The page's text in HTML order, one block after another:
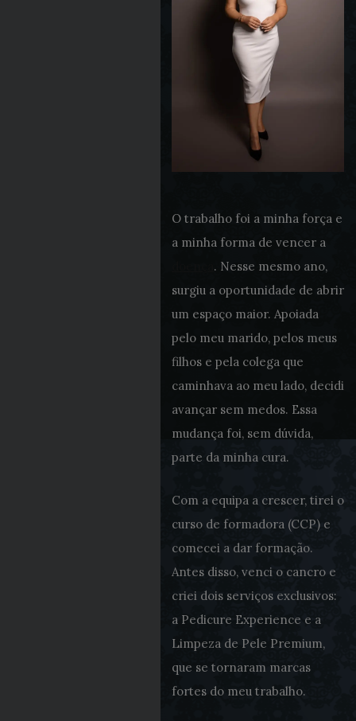
O trabalho foi a minha força e
a minha forma de vencer a
. Nesse mesmo ano,
surgiu a oportunidade de abrir
um espaço maior. Apoiada
pelo meu marido, pelos meus
filhos e pela colega que
caminhava ao meu lado, decidi
avançar sem medos. Essa
mudança foi, sem dúvida,
parte da minha cura.
Com a equipa a crescer, tirei o
curso de formadora (CCP) e
comecei a dar formação.
Antes disso, venci o cancro e
criei dois serviços exclusivos:
a Pedicure Experience e a
Limpeza de Pele Premium,
que se tornaram marcas
fortes do meu trabalho.